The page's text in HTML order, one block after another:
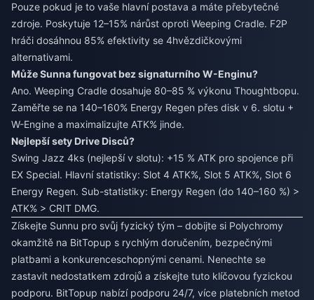
Pouze pokud je to vaše hlavní postava a máte přebytečné
zdroje. Poskytuje 12–15% nárůst oproti Weeping Cradle. F2P
hráči dosáhnou 85% efektivity se 4hvězdičkovými
alternativami.
Může Sunna fungovat bez signaturního W-Enginu?
Ano. Weeping Cradle dosahuje 80–85 % výkonu Thoughtbopu.
Zaměřte se na 140–160% Energy Regen přes disk v 6. slotu +
W-Engine a maximalizujte ATK% jinde.
Nejlepší sety Drive Disců?
Swing Jazz 4ks (nejlepší v slotu): +15 % ATK pro spojence při
EX Special. Hlavní statistiky: Slot 4 ATK%, Slot 5 ATK%, Slot 6
Energy Regen. Sub-statistiky: Energy Regen (do 140–160 %) >
ATK% > CRIT DMG.
Získejte Sunnu pro svůj fyzický tým – dobijte si Polychromy
okamžitě na BitTopup s rychlým doručením, bezpečnými
platbami a konkurenceschopnými cenami. Nenechte se
zastavit nedostatkem zdrojů a získejte tuto klíčovou fyzickou
podporu. BitTopup nabízí podporu 24/7, více platebních metod